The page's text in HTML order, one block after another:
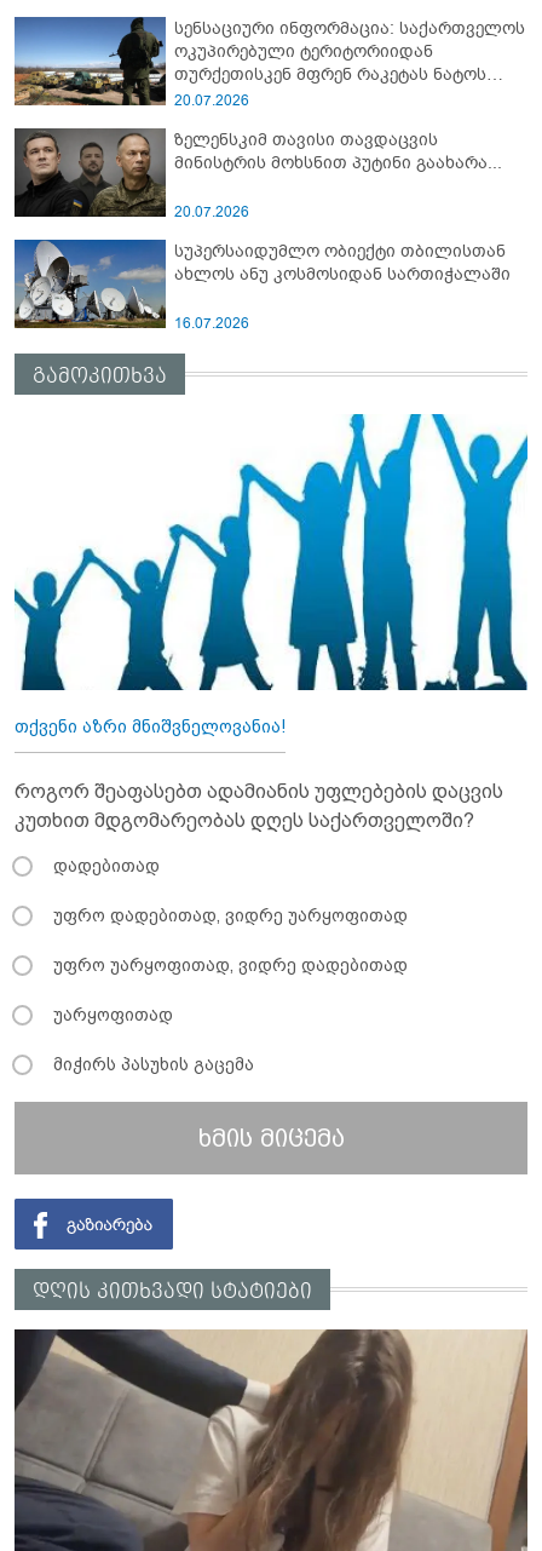
სენსაციური ინფორმაცია: საქართველოს
ოკუპირებული ტერიტორიიდან
თურქეთისკენ მფრენ რაკეტას ნატოს
სამიტი კინაღამ ჩაუშლია
20.07.2026
ზელენსკიმ თავისი თავდაცვის
მინისტრის მოხსნით პუტინი გაახარა...
20.07.2026
სუპერსაიდუმლო ობიექტი თბილისთან
ახლოს ანუ კოსმოსიდან სართიჭალაში
16.07.2026
გამოკითხვა
თქვენი აზრი მნიშვნელოვანია!
როგორ შეაფასებთ ადამიანის უფლებების დაცვის
კუთხით მდგომარეობას დღეს საქართველოში?
დადებითად
უფრო დადებითად, ვიდრე უარყოფითად
უფრო უარყოფითად, ვიდრე დადებითად
უარყოფითად
მიჭირს პასუხის გაცემა
ხმის მიცემა
დღის კითხვადი სტატიები